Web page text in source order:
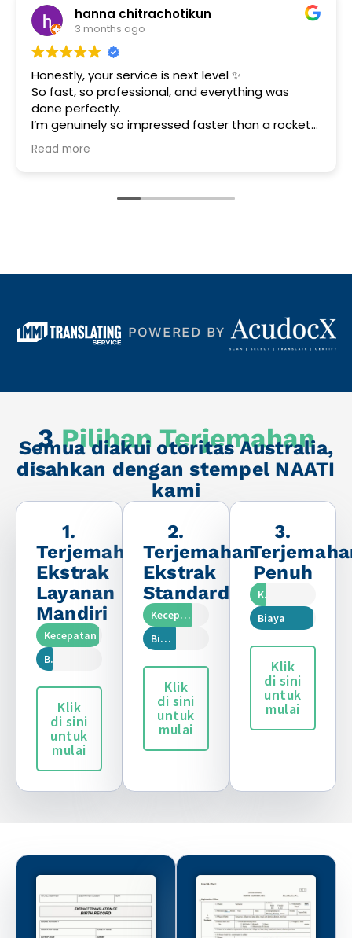
chitrachotikun
ago
service is next level ✨
and everything was
so impressed faster than a rocket
much, really appreciate your help.
documents
POWERED BY
3Pilihan Terjemahan
Semua diakui otoritas Australia,
disahkan dengan stempel NAATI
kami
1.
Terjemahan
Ekstrak
Layanan
Mandiri
Kecepatan
Biaya
Klik
di sini
untuk
mulai
2.
Terjemahan
Ekstrak
Standard
Kecepatan
Biaya
Klik
di sini
untuk
mulai
3.
Penuh
Kecepatan
Biaya
Klik
di sini
untuk
mulai